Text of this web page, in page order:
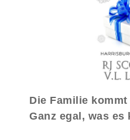
Die Familie
Ganz egal, was es